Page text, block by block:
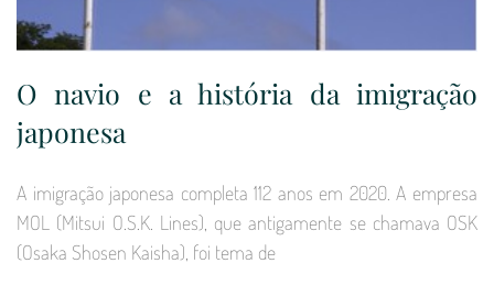
O navio e a história da imigração
japonesa
A imigração japonesa completa 112 anos em 2020. A empresa
MOL (Mitsui O.S.K. Lines), que antigamente se chamava OSK
(Osaka Shosen Kaisha), foi tema de